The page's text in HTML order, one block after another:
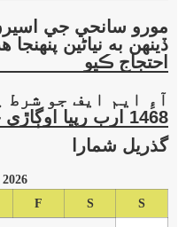
ڏينهن به نياڻين
احتجاج ڪيو
آءِ ايم ايف جو شرط
1468 ارب رپيا اوڳاڙي جي تياري
گذريل شمارا
F S S